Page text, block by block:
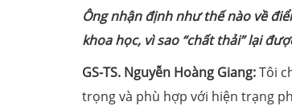
Ông nhận định như thế nào về
khoa học, vì sao “chất thải” lại
GS-TS. Nguyễn Hoàng Giang:Tôi
trọng và phù hợp với hiện trạng